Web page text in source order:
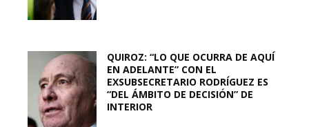
QUIROZ: “LO QUE OCURRA DE AQUÍ
EN ADELANTE” CON EL
EXSUBSECRETARIO RODRÍGUEZ ES
“DEL ÁMBITO DE DECISIÓN” DE
INTERIOR